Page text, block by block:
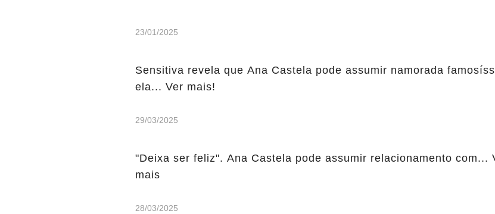
23/01/2025
Sensitiva revela que Ana Castela pode assumir namorada
ela... Ver mais!
29/03/2025
"Deixa ser feliz". Ana Castela pode assumir relacionamento com...
mais
28/03/2025